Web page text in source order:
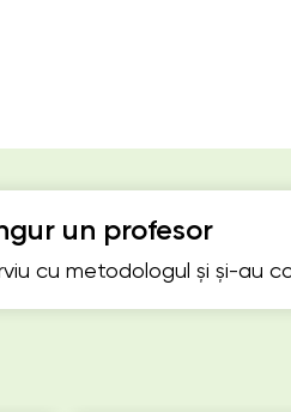
un profesor
cu metodologul și și-au